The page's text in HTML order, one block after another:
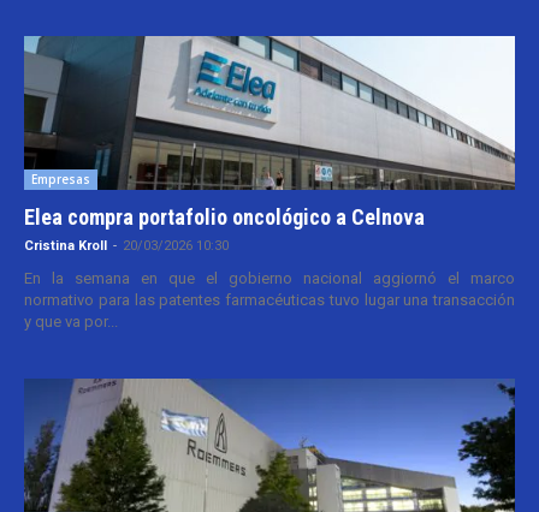
Empresas
Elea compra portafolio oncológico a Celnova
Cristina Kroll - 20/03/2026 10:30
En la semana en que el gobierno nacional aggiornó el marco
normativo para las patentes farmacéuticas tuvo lugar una transacción
y que va por...